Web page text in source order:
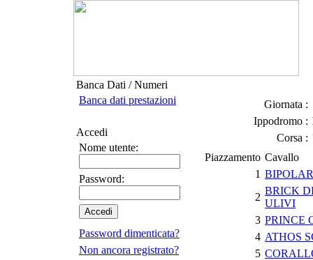
Banca Dati / Numeri
Banca dati prestazioni
Accedi
Nome utente:
Password:
Password dimenticata?
Non ancora registrato?
Giornata :
Ippodromo :
Corsa :
Piazzamento Cavallo
1
2
BRICK
ULIVI
3 PRINCE
4 ATHOS
5